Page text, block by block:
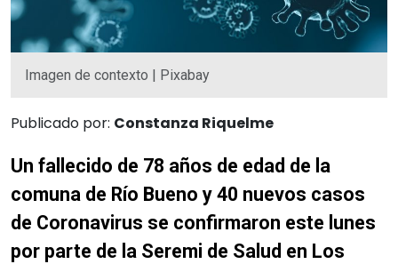
Imagen de contexto | Pixabay
Publicado por: Constanza Riquelme
Un fallecido de 78 años de edad de la
comuna de Río Bueno y 40 nuevos casos
de Coronavirus se confirmaron este lunes
por parte de la Seremi de Salud en Los